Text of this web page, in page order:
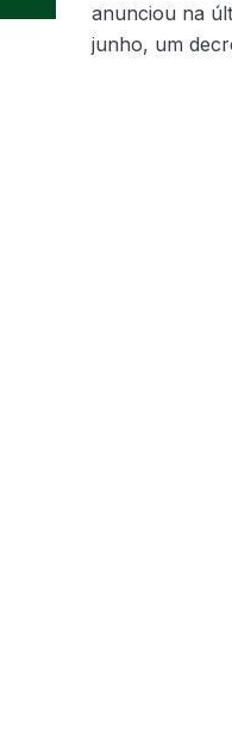
anunciou na
junho, um